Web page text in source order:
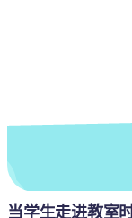
当学生走进教室